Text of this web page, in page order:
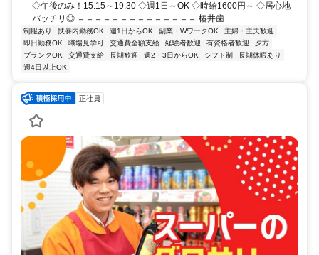
◇午後のみ！15:15～19:30 ◇週1日～OK ◇時給1600円～ ◇居心地
バッチリ◎ ＝＝＝＝＝＝＝＝＝＝＝＝＝＝ 椿井歯...
制服あり 扶養内勤務OK 週1日からOK 副業・WワークOK
主婦・主夫歓迎
即日勤務OK
職場見学可 交通費全額支給 経験者歓迎 有資格者歓迎
夕方
ブランクOK
交通費支給 長期歓迎 週2・3日からOK シフト制
長期休暇あり
週4日以上OK
正社員